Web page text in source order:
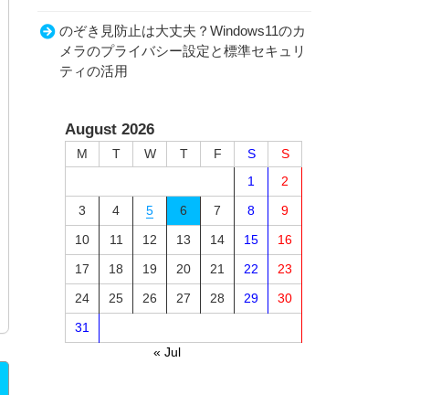
のぞき見防止は大丈夫？Windows11のカ
メラのプライバシー設定と標準セキュリ
ティの活用
August 2026
M T W T F S
S
1
2
3
4 5 6 7 8
9
10
11 12 13 14 15
16
17
18 19 20 21 22
23
24
25 26 27 28 29
30
31
« Jul